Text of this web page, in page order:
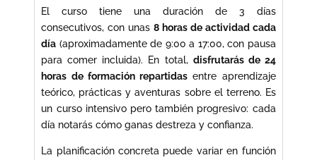
El curso tiene una duración de 3 días
consecutivos, con unas8 horas de actividad cada
día (aproximadamente de 9:00 a 17:00, con pausa
para comer incluida). En total, disfrutarás de 24
horas de formación repartidas entre aprendizaje
teórico, prácticas y aventuras sobre el terreno. Es
un curso intensivo pero también progresivo: cada
día notarás cómo ganas destreza y confianza.
La planificación concreta puede variar en función